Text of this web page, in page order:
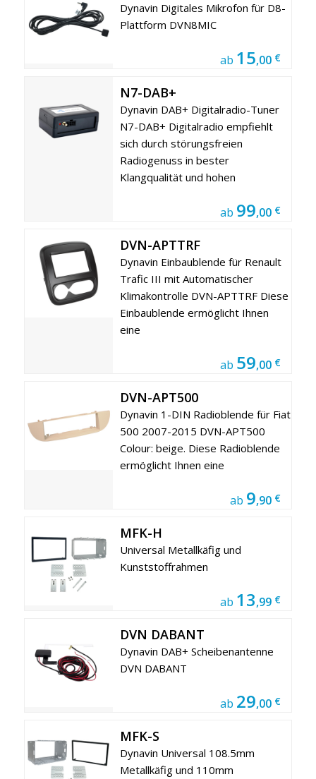
Dynavin Digitales Mikrofon für D8-
Plattform DVN8MIC
ab 15,00 €
N7-DAB+
Dynavin DAB+ Digitalradio-Tuner
N7-DAB+ Digitalradio empfiehlt
sich durch störungsfreien
Radiogenuss in bester
Klangqualität und hohen
ab 99,00 €
DVN-APTTRF
Dynavin Einbaublende für Renault
Trafic III mit Automatischer
Klimakontrolle DVN-APTTRF Diese
Einbaublende ermöglicht Ihnen
eine
ab 59,00 €
DVN-APT500
Dynavin 1-DIN Radioblende für Fiat
500 2007-2015 DVN-APT500
Colour: beige. Diese Radioblende
ermöglicht Ihnen eine
ab 9,90 €
MFK-H
Universal Metallkäfig und
Kunststoffrahmen
ab 13,99 €
DVN DABANT
Dynavin DAB+ Scheibenantenne
DVN DABANT
ab 29,00 €
MFK-S
Dynavin Universal 108.5mm
Metallkäfig und 110mm